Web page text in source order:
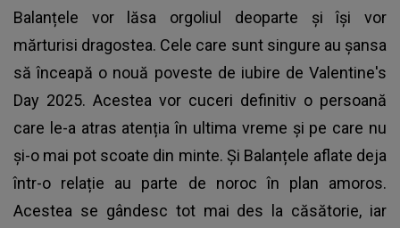
Balanțele vor lăsa orgoliul deoparte și își vor
mărturisi dragostea. Cele care sunt singure au șansa
să înceapă o nouă poveste de iubire de Valentine's
Day 2025. Acestea vor cuceri definitiv o persoană
care le-a atras atenția în ultima vreme și pe care nu
și-o mai pot scoate din minte. Și Balanțele aflate deja
într-o relație au parte de noroc în plan amoros.
Acestea se gândesc tot mai des la căsătorie, iar